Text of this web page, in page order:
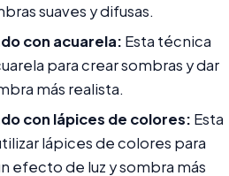
suaves y difusas.
con acuarela: Esta técnica
para crear sombras y dar
más realista.
con lápices de colores: Esta
lápices de colores para
efecto de luz y sombra más